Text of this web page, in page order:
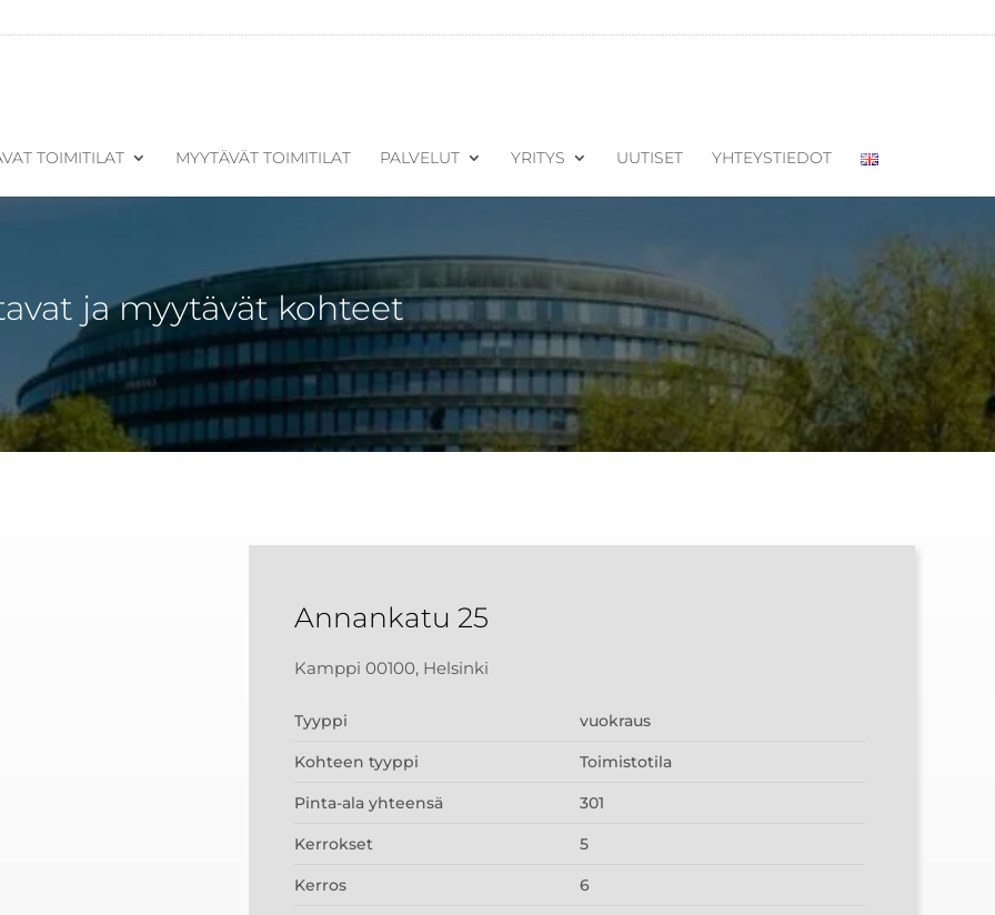
TOIMITILAT MYYTÄVÄT TOIMITILAT PALVELUT YRITYS UUTISET YHTEYSTIEDOT
ja myytävät kohteet
Annankatu 25
Kamppi 00100, Helsinki
Tyyppi vuokraus
Kohteen tyyppi Toimistotila
Pinta-ala yhteensä 301
Kerrokset 5
Kerros 6